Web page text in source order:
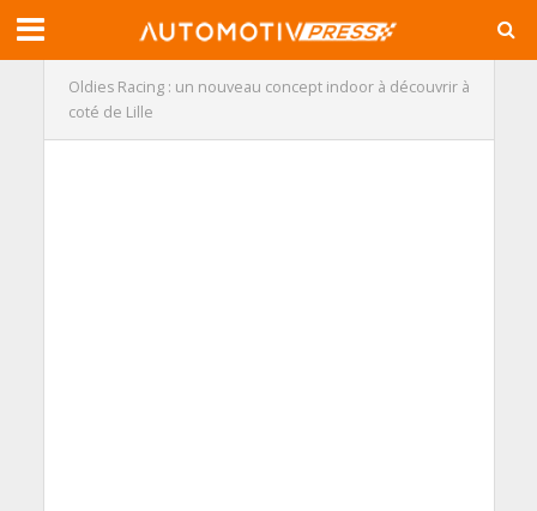
Oldies Racing : un nouveau concept indoor à découvrir à
coté de Lille